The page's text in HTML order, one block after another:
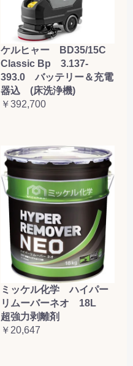
ケルヒャー BD35/15C
Classic Bp 3.137-
393.0 バッテリー＆充電
器込 (床洗浄機)
￥392,700
ミッケル化学 ハイパー
リムーバーネオ 18L
超強力剥離剤
￥20,647